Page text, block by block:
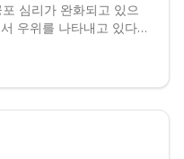
심리가 완화되고 있으
우위를 나타내고 있다고